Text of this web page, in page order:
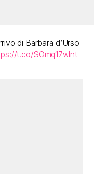
di Barbara d’Urso
t.co/SOmq17wlnt